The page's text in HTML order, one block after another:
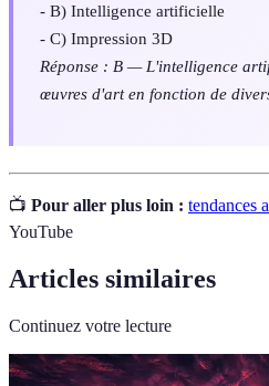
- B) Intelligence artificielle
- C) Impression 3D
Réponse : B — L'intelligence
œuvres d'art en fonction de
📺 Pour aller plus loin : tendances
YouTube
Articles similaires
Continuez votre lecture